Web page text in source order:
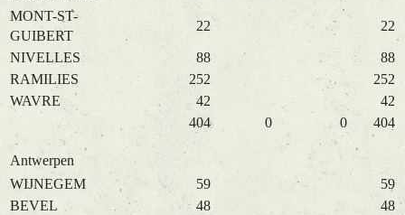
MONT-ST-
GUIBERT
22 22
NIVELLES 88
88
RAMILIES
252
252
WAVRE
42
42
404
0 0 404
Antwerpen
WIJNEGEM
59
59
BEVEL
48
48